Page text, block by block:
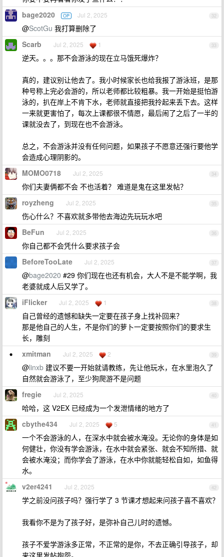
32
bage2020 OP Jul 2, 2025
@ScotGu 我打算删除了
33
Scarb Jul 2, 2025 1
逆天。。。那不会游泳的现在立马饿死爆炸？
真的，建议别让他去了。我小时候家长也给我报了游泳班，是那
种号称上完必会游的，所以老师都比较粗暴。我一开始是挺怕游
泳的，扒在岸上不肯下水，老师就直接把我拎起来丢下去。这样
一来就更害怕了，每次上课都很不情愿，最后闹了之后了一半的
课就没去了，到现在也不会游泳。
总之，不会游泳并没有任何问题，如果孩子不愿意还强行要他学
会造成心理阴影的。
34
MOMO0718 Jul 2, 2025
你们夫妻俩都不会 不也活着？ 难道是鬼在这里发帖？
35
royzheng Jul 2, 2025
伤心什么？不喜欢就多带他去海边先玩玩水吧
36
BeFun Jul 2, 2025
你自己都不会凭什么要求孩子会
37
BeforeTooLate Jul 2, 2025
@bage2020 #29 你们现在也还有机会，大人不是不能学啊，我
老婆就成人后又学了。
38
iFlicker Jul 2, 2025 1
自己曾经的遗憾和缺失一定要在孩子身上找补回来？
那是他自己的人生，不是你们的萝卜一定要按照你们的要求生
长，雕刻
39
xmitman Jul 2, 2025 2
@linxb 建议不要一开始就请教练，先让他玩水，在水里泡久了
自然就会游泳了，至少狗爬游不是问题
40
fregie Jul 2, 2025
哈哈，这 V2EX 已经成为一个发泄情绪的地方了
41
cbythe434 Jul 2, 2025 5
一个不会游泳的人，在深水中就会被水淹没。无论你的身体是如
何健壮，你没有学会游泳，在水中就会紧张、就会不知所措、就
会被水淹没；而你学会了游泳，在水中你就能轻松自如，如鱼得
水。
42
v2er4241 Jul 2, 2025
学之前没问孩子吗？强行学了 3 节课才想起来问孩子喜不喜欢？
我看你不是为了孩子好，是弥补自己儿时的遗憾。
孩子不爱学游泳多正常，不正常的是你，不去正确引导孩子，却
来这里发帖抱怨。